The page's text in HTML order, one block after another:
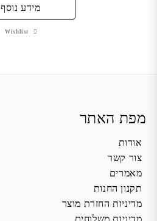
מידע נוסף
Wishlist
מפת האתר
אודות
צור קשר
מאמרים
תקנון החנות
מדיניות החזרת מוצר